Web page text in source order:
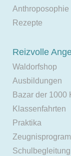
Anthroposophie
Rezepte
Reizvolle
Waldorfshop
Ausbildungen
Bazar der 1000
Klassenfahrten
Praktika
Schulbegleitung